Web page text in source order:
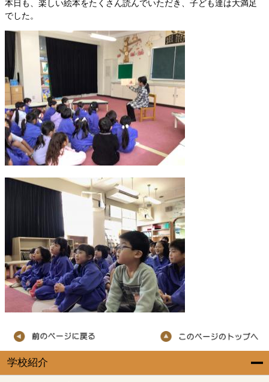
学校紹介
本日も、楽しい絵本をたくさん読んでいただき、子ども達は大満足
でした。